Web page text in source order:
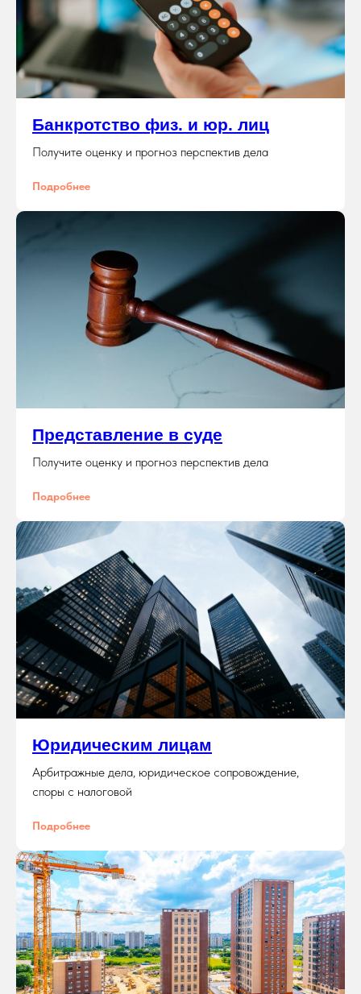
Банкротство физ. и юр. лиц
Получите оценку и прогноз перспектив дела
Подробнее
Представление в суде
Получите оценку и прогноз перспектив дела
Подробнее
Юридическим лицам
Арбитражные дела, юридическое сопровождение,
споры с налоговой
Подробнее